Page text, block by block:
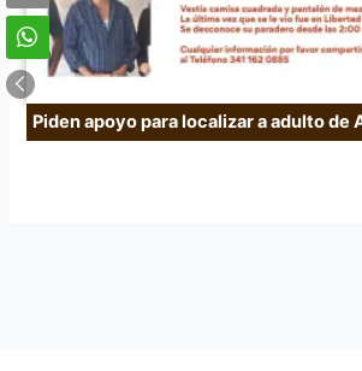
Piden apoyo para localizar a adulto de